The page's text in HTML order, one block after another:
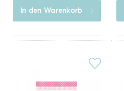
In den Warenkorb